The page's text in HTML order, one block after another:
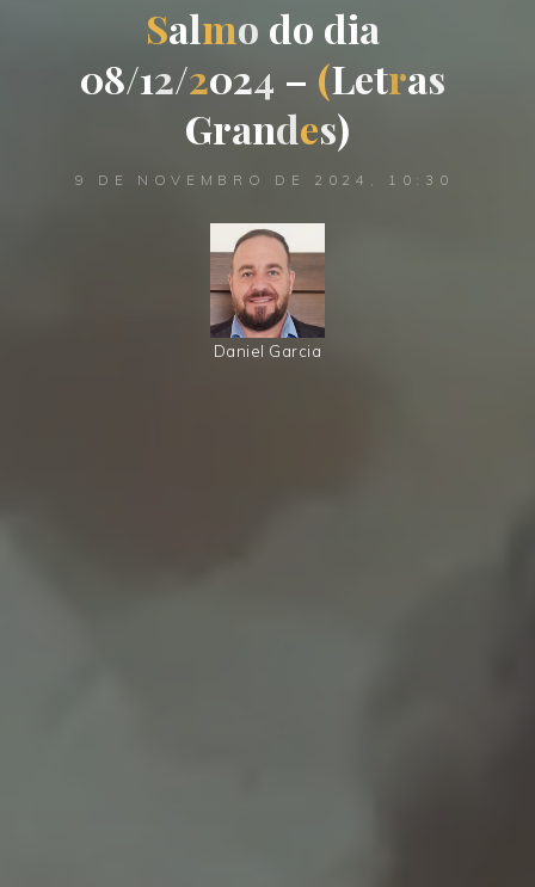
Salmo do dia
08/12/2024 – (Letras
Grandes)
9 DE NOVEMBRO DE 2024, 10:30
Daniel Garcia